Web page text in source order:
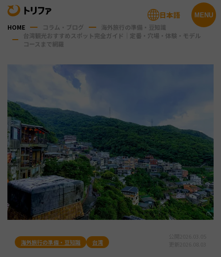
MENU
日本語
HOME コラム・ブログ
海外旅行の準備・豆知識
台湾観光おすすめスポット完全ガイド｜定番・穴場・体験・モデル
コースまで網羅
海外旅行の準備・豆知識 台湾